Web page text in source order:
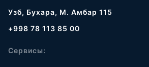
Узб, Бухара, М. Амбар 115
+998 78 113 85 00
Сервисы: